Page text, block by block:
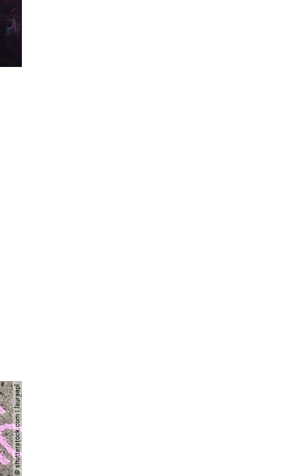
© shutterstock.com | lauraapl